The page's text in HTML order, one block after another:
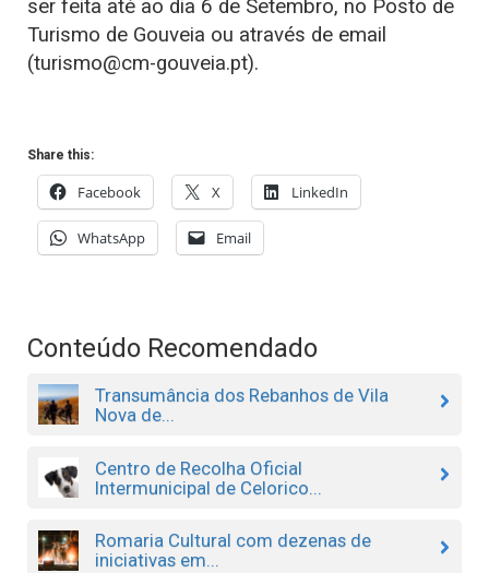
ser feita até ao dia 6 de Setembro, no Posto de
Turismo de Gouveia ou através de email
(turismo@cm-gouveia.pt).
Share this:
Facebook X LinkedIn
WhatsApp Email
Conteúdo Recomendado
Transumância dos Rebanhos de Vila
Nova de...
Centro de Recolha Oficial
Intermunicipal de Celorico...
Romaria Cultural com dezenas de
iniciativas em...